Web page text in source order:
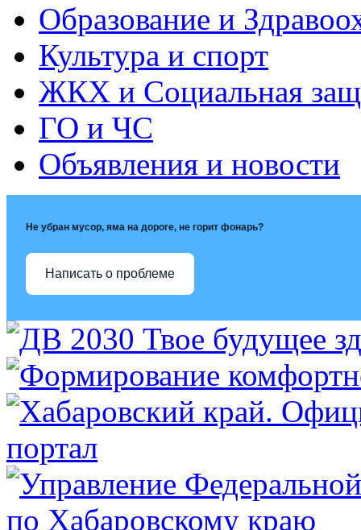
Образование и
Культура и спорт
ЖКХ и Социальная
ГО и ЧС
Объявления и новости
Не убран мусор, яма на дороге, не горит фонарь?
Написать о проблеме